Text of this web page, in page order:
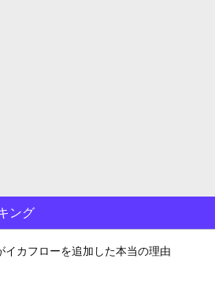
ング
イカフローを追加した本当の理由